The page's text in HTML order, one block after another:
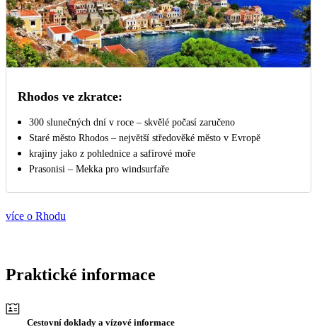
Rhodos ve zkratce:
300 slunečných dní v roce – skvělé počasí zaručeno
Staré město Rhodos – největší středověké město v Evropě
krajiny jako z pohlednice a safírové moře
Prasonisi – Mekka pro windsurfaře
více o Rhodu
Praktické informace
Cestovní doklady a vízové informace